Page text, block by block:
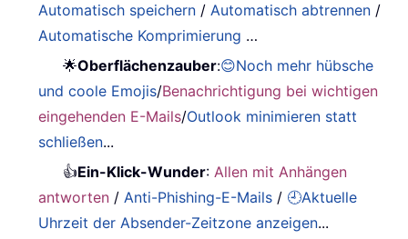
Automatisch speichern /Automatisch abtrennen /
Automatische Komprimierung …
🌟Oberflächenzauber:😊Noch mehr hübsche
und coole Emojis/Benachrichtigung bei wichtigen
eingehenden E-Mails/Outlook minimieren statt
schließen...
👍Ein-Klick-Wunder:Allen mit Anhängen
antworten /Anti-Phishing-E-Mails / 🕘Aktuelle
Uhrzeit der Absender-Zeitzone anzeigen...